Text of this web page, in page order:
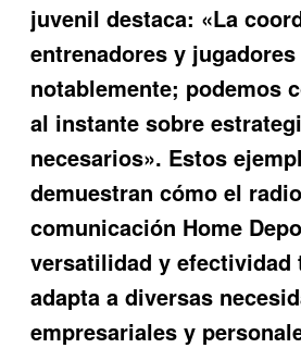
juvenil destaca: «La
entrenadores y
notablemente; podemos
al instante sobre
necesarios». Estos
demuestran cómo el
comunicación Home
versatilidad y efectividad
adapta a diversas
empresariales y